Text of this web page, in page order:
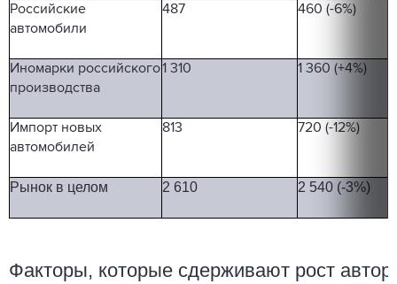
Российские
автомобили
487 460 (-6%)
Иномарки российского
производства
1 310 1 360 (+4%)
Импорт новых
автомобилей
813 720 (-12%)
Рынок в целом 2 610 2 540 (-3%)
Факторы, которые сдерживают рост авто